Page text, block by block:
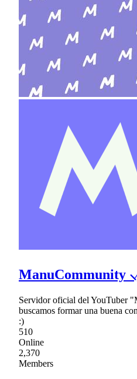
ManuCommunity
Servidor oficial del YouTuber
buscamos formar una buena
:)
510
Online
2,370
Members